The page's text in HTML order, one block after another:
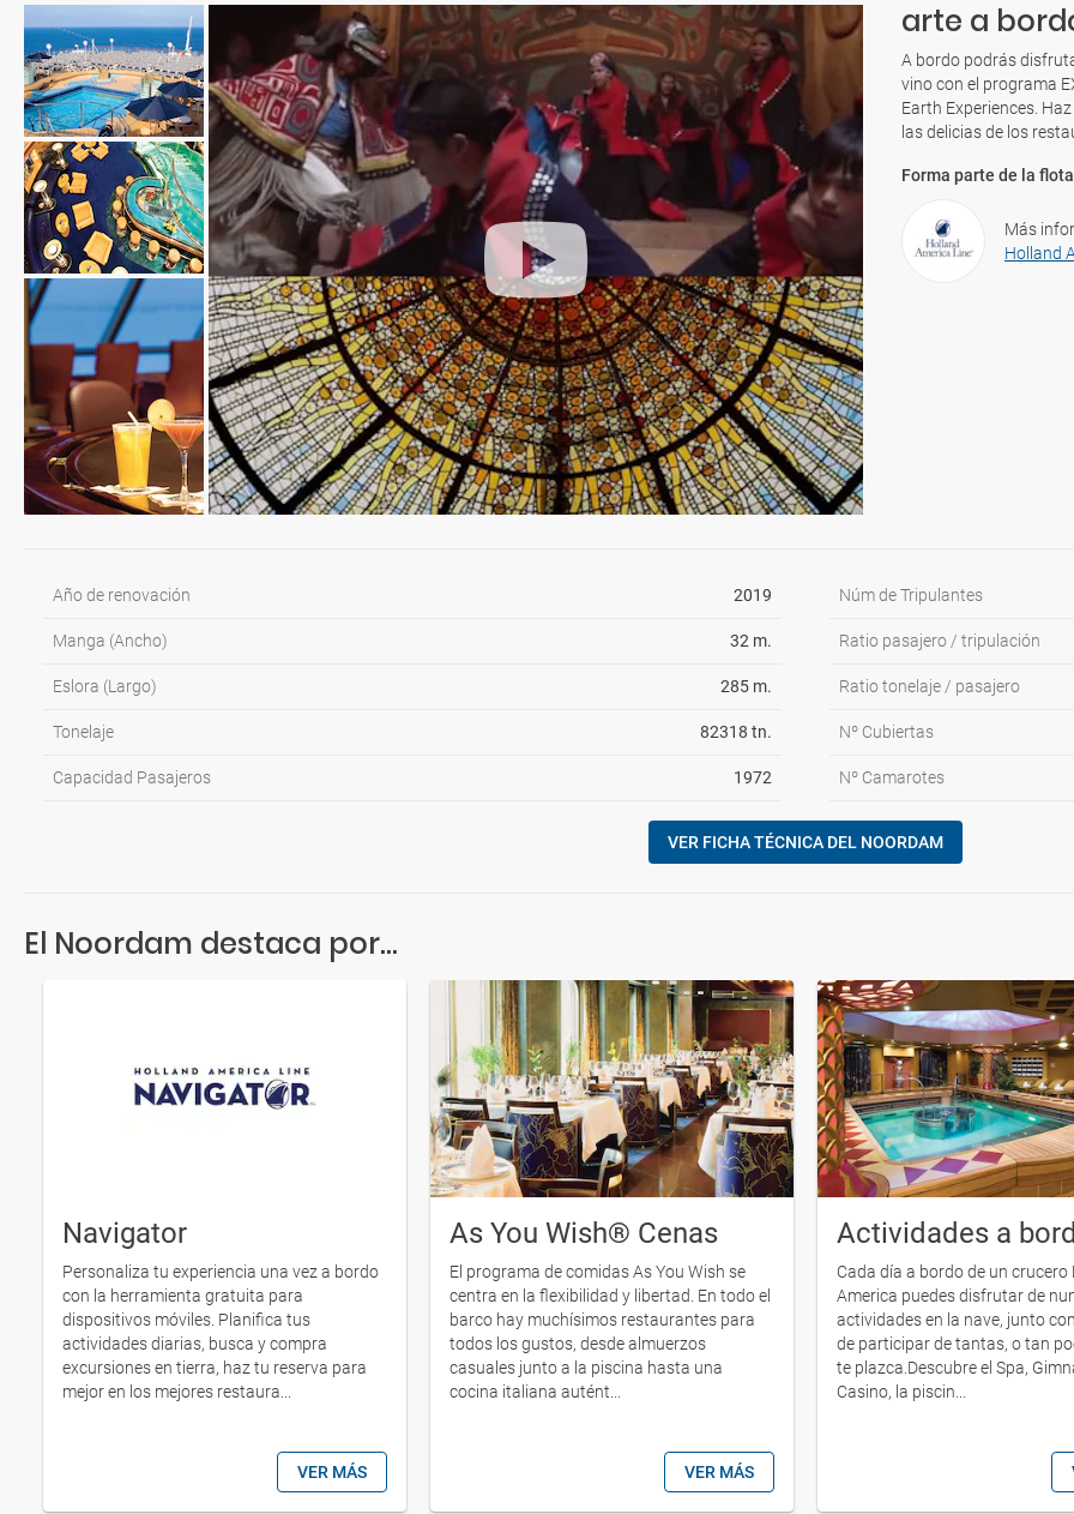
arte a
A bordo podrás
vino con el programa
Earth Experiences.
las delicias de los
Forma parte de la
Más
Holland
Año de renovación 2019
Manga (Ancho) 32 m.
Eslora (Largo) 285 m.
Tonelaje 82318 tn.
Capacidad Pasajeros 1972
Núm de Tripulantes
Ratio pasajero / tripulación
Ratio tonelaje / pasajero
Nº Cubiertas
Nº Camarotes
VER FICHA TÉCNICA DEL NOORDAM
El Noordam destaca por...
Navigator
Personaliza tu experiencia una vez a bordo
con la herramienta gratuita para
dispositivos móviles. Planifica tus
actividades diarias, busca y compra
excursiones en tierra, haz tu reserva para
mejor en los mejores restaura...
VER MÁS
As You Wish® Cenas
El programa de comidas As You Wish se
centra en la flexibilidad y libertad. En todo el
barco hay muchísimos restaurantes para
todos los gustos, desde almuerzos
casuales junto a la piscina hasta una
cocina italiana autént...
VER MÁS
Actividades a
Cada día a bordo de un crucero
America puedes disfrutar de
actividades en la nave, junto
de participar de tantas, o tan
te plazca.Descubre el Spa,
Casino, la piscin...